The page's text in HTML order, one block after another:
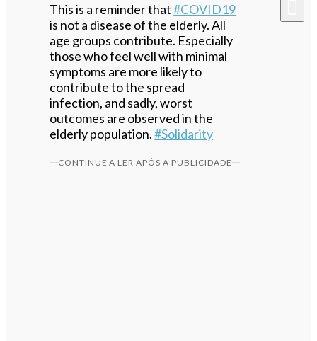
This is a reminder that#COVID19
is not a disease of the elderly. All
age groups contribute. Especially
those who feel well with minimal
symptoms are more likely to
contribute to the spread
infection, and sadly, worst
outcomes are observed in the
elderly population.#Solidarity
CONTINUE A LER APÓS A PUBLICIDADE